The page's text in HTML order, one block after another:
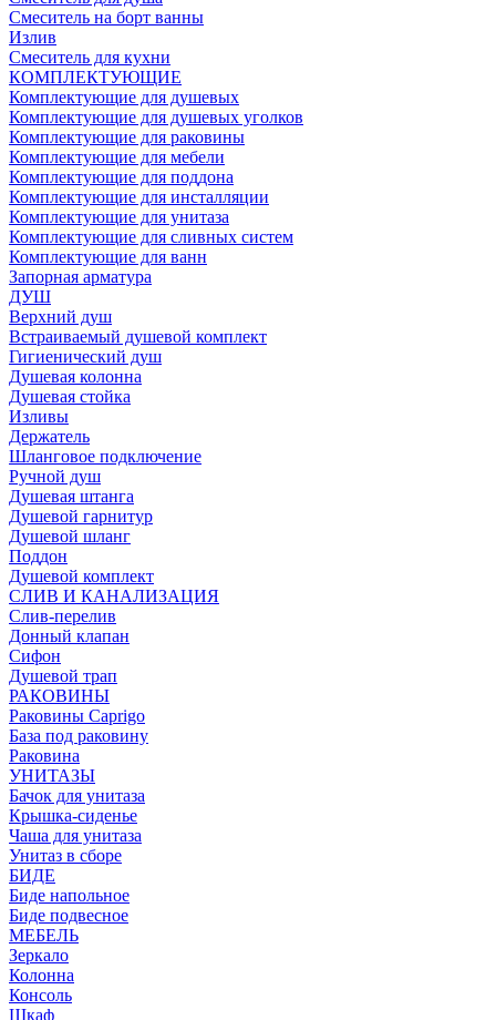
Смеситель на борт ванны
Излив
Смеситель для кухни
КОМПЛЕКТУЮЩИЕ
Комплектующие для душевых
Комплектующие для душевых уголков
Комплектующие для раковины
Комплектующие для мебели
Комплектующие для поддона
Комплектующие для инсталляции
Комплектующие для унитаза
Комплектующие для сливных систем
Комплектующие для ванн
Запорная арматура
ДУШ
Верхний душ
Встраиваемый душевой комплект
Гигиенический душ
Душевая колонна
Душевая стойка
Изливы
Держатель
Шланговое подключение
Ручной душ
Душевая штанга
Душевой гарнитур
Душевой шланг
Поддон
Душевой комплект
СЛИВ И КАНАЛИЗАЦИЯ
Слив-перелив
Донный клапан
Сифон
Душевой трап
РАКОВИНЫ
Раковины Caprigo
База под раковину
Раковина
УНИТАЗЫ
Бачок для унитаза
Крышка-сиденье
Чаша для унитаза
Унитаз в сборе
БИДЕ
Биде напольное
Биде подвесное
МЕБЕЛЬ
Зеркало
Колонна
Консоль
Шкаф